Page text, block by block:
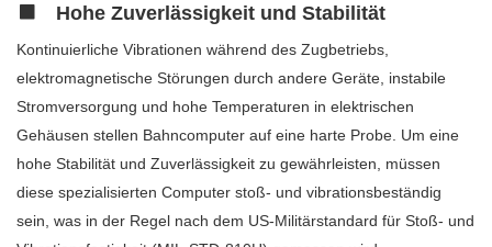
Hohe Zuverlässigkeit und Stabilität
Kontinuierliche Vibrationen während des Zugbetriebs,
elektromagnetische Störungen durch andere Geräte, instabile
Stromversorgung und hohe Temperaturen in elektrischen
Gehäusen stellen Bahncomputer auf eine harte Probe. Um eine
hohe Stabilität und Zuverlässigkeit zu gewährleisten, müssen
diese spezialisierten Computer stoß- und vibrationsbeständig
sein, was in der Regel nach dem US-Militärstandard für Stoß- und